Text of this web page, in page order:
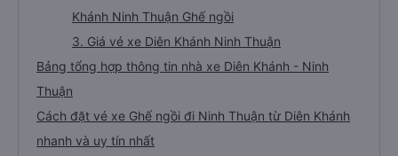
Khánh Ninh Thuận Ghế ngồi
3. Giá vé xe Diên Khánh Ninh Thuận
Bảng tổng hợp thông tin nhà xe Diên Khánh - Ninh
Thuận
Cách đặt vé xe Ghế ngồi đi Ninh Thuận từ Diên Khánh
nhanh và uy tín nhất